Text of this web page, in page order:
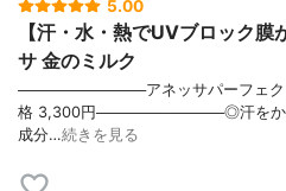
5.00
【汗・水・熱でUVブロック
サ 金のミルク
────────────アネッサパーフェク
格 3,300円────────────◎汗をか
成分…続きを見る